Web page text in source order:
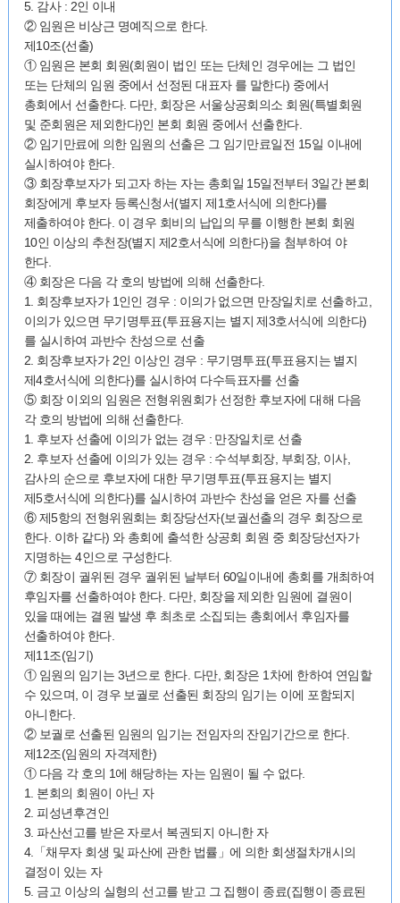
5. 감사 : 2인 이내
② 임원은 비상근 명예직으로 한다.
제10조(선출)
① 임원은 본회 회원(회원이 법인 또는 단체인 경우에는 그 법인
또는 단체의 임원 중에서 선정된 대표자 를 말한다) 중에서
총회에서 선출한다. 다만, 회장은 서울상공회의소 회원(특별회원
및 준회원은 제외한다)인 본회 회원 중에서 선출한다.
② 임기만료에 의한 임원의 선출은 그 임기만료일전 15일 이내에
실시하여야 한다.
③ 회장후보자가 되고자 하는 자는 총회일 15일전부터 3일간 본회
회장에게 후보자 등록신청서(별지 제1호서식에 의한다)를
제출하여야 한다. 이 경우 회비의 납입의 무를 이행한 본회 회원
10인 이상의 추천장(별지 제2호서식에 의한다)을 첨부하여 야
한다.
④ 회장은 다음 각 호의 방법에 의해 선출한다.
1. 회장후보자가 1인인 경우 : 이의가 없으면 만장일치로 선출하고,
이의가 있으면 무기명투표(투표용지는 별지 제3호서식에 의한다)
를 실시하여 과반수 찬성으로 선출
2. 회장후보자가 2인 이상인 경우 : 무기명투표(투표용지는 별지
제4호서식에 의한다)를 실시하여 다수득표자를 선출
⑤ 회장 이외의 임원은 전형위원회가 선정한 후보자에 대해 다음
각 호의 방법에 의해 선출한다.
1. 후보자 선출에 이의가 없는 경우 : 만장일치로 선출
2. 후보자 선출에 이의가 있는 경우 : 수석부회장, 부회장, 이사,
감사의 순으로 후보자에 대한 무기명투표(투표용지는 별지
제5호서식에 의한다)를 실시하여 과반수 찬성을 얻은 자를 선출
⑥ 제5항의 전형위원회는 회장당선자(보궐선출의 경우 회장으로
한다. 이하 같다) 와 총회에 출석한 상공회 회원 중 회장당선자가
지명하는 4인으로 구성한다.
⑦ 회장이 궐위된 경우 궐위된 날부터 60일이내에 총회를 개최하여
후임자를 선출하여야 한다. 다만, 회장을 제외한 임원에 결원이
있을 때에는 결원 발생 후 최초로 소집되는 총회에서 후임자를
선출하여야 한다.
제11조(임기)
① 임원의 임기는 3년으로 한다. 다만, 회장은 1차에 한하여 연임할
수 있으며, 이 경우 보궐로 선출된 회장의 임기는 이에 포함되지
아니한다.
② 보궐로 선출된 임원의 임기는 전임자의 잔임기간으로 한다.
제12조(임원의 자격제한)
① 다음 각 호의 1에 해당하는 자는 임원이 될 수 없다.
1. 본회의 회원이 아닌 자
2. 피성년후견인
3. 파산선고를 받은 자로서 복권되지 아니한 자
4.「채무자 회생 및 파산에 관한 법률」에 의한 회생절차개시의
결정이 있는 자
5. 금고 이상의 실형의 선고를 받고 그 집행이 종료(집행이 종료된